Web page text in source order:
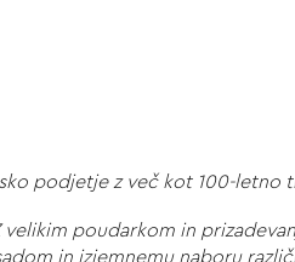
podjetje z več kot 100-
velikim poudarkom in
in izjemnemu naboru